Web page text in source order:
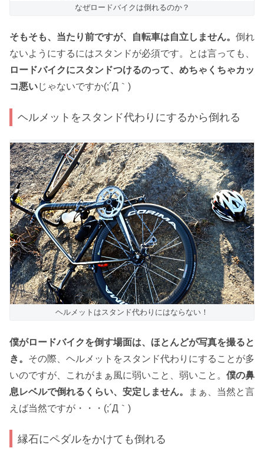
なぜロードバイクは倒れるのか？
そもそも、当たり前ですが、自転車は自立しません。 倒れ
ないようにするにはスタンドが必須です。とは言っても、
ロードバイクにスタンドつけるのって、めちゃくちゃカッ
コ悪いじゃないですか(;´Д｀)
ヘルメットをスタンド代わりにするから倒れる
ヘルメットはスタンド代わりにはならない！
僕がロードバイクを倒す場面は、ほとんどが写真を撮ると
き。 その際、ヘルメットをスタンド代わりにすることが多
いのですが、これがまぁ風に弱いこと、弱いこと。 僕の鼻
息レベルで倒れるくらい、安定しません。
まぁ、当然と言
えば当然ですが・・・(;´Д｀)
縁石にペダルをかけても倒れる